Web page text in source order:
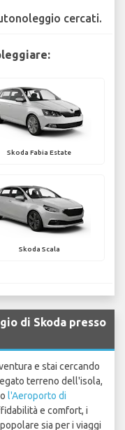
cercati.
Skoda Fabia Estate
Skoda Scala
di Skoda presso
e stai cercando
terreno dell'isola,
l'Aeroporto di
e comfort, i
sia per i viaggi